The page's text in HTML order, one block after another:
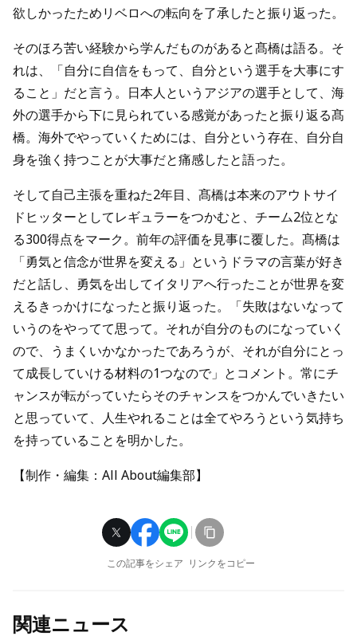
欲しかったためリベロへの転向を了承したと振り返った。
そのほろ苦い経験から学んだものがあると髙橋は語る。そ
れは、「自分に自信をもって、自分という選手を大事にす
ること」だと言う。日本人というアジアの選手として、海
外の選手から下に見られている感覚があったと振り返る髙
橋。海外でやっていくためには、自分という存在、自分自
身を強く持つことが大事だと痛感したと語った。
そして自己主張を重ねた2年目、髙橋は本来のアウトサイ
ドヒッターとしてレギュラーをつかむと、チーム2位とな
る300得点をマーク。前年の評価を見事に覆した。髙橋は
「勇気と信念が世界を変える」というドラマの言葉が好き
だと話し、勇気を出してイタリアへ行ったことが世界を変
えるきっかけになったと振り返った。「失敗はないなって
いうのをやってて思って。それが自分のものになっていく
ので、うまくいかなかったであろうが、それが自分にとっ
て成長していける材料の1つなので」とコメント。常にチ
ャンスが転がっていたらそのチャンスをつかんでいきたい
と思っていて、人生やれることは全てやろうという気持ち
を持っていることを明かした。
【制作・編集：All About編集部】
この記事をシェア リンクをコピー
関連ニュース